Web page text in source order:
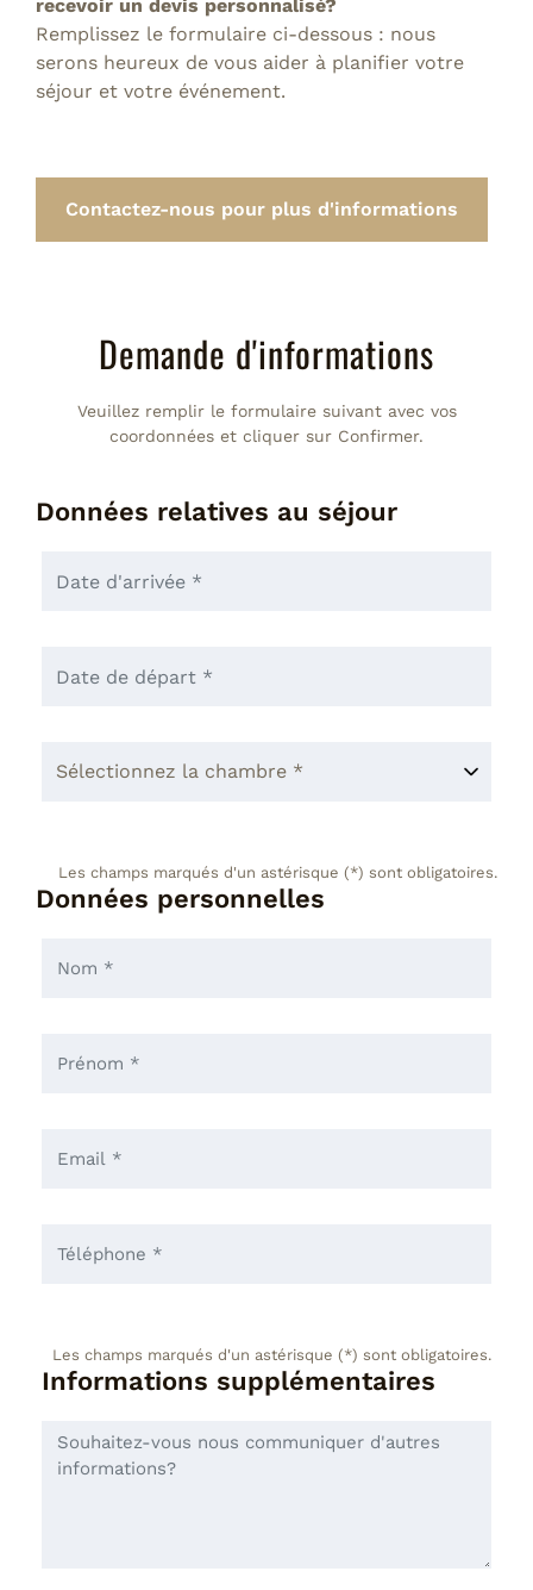
recevoir un devis personnalisé?
Remplissez le formulaire ci-dessous : nous
serons heureux de vous aider à planifier votre
séjour et votre événement.
Contactez-nous pour plus d'informations
Demande d'informations
Veuillez remplir le formulaire suivant avec vos
coordonnées et cliquer sur Confirmer.
Données relatives au séjour
Les champs marqués d'un astérisque (*) sont obligatoires.
Données personnelles
Les champs marqués d'un astérisque (*) sont obligatoires.
Informations supplémentaires